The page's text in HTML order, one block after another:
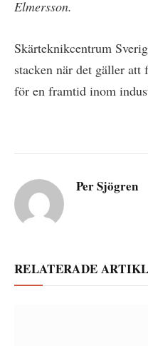
Elmersson.
Skärteknikcentrum
stacken när det gäller att
för en framtid inom
Per Sjögren
RELATERADE